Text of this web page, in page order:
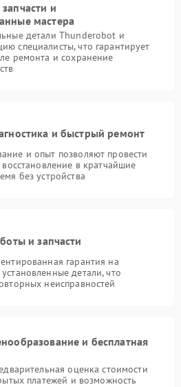
и
мастера
детали Thunderobot и
специалисты, что гарантирует
ремонта и сохранение
и быстрый ремонт
и опыт позволяют провести
восстановление в кратчайшие
без устройства
и запчасти
гарантия на
детали, что
неисправностей
и бесплатная
оценка стоимости
платежей и возможность